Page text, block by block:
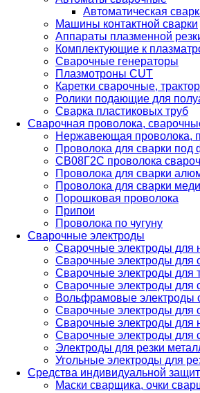
Автоматическая
Машины контактной сварки
Аппараты плазменной
Комплектующие к
Сварочные генераторы
Плазмотроны CUT
Каретки сварочные,
Ролики подающие для
Сварка пластиковых труб
Сварочная проволока,
Нержавеющая проволока,
Проволока для сварки
СВ08Г2С проволока
Проволока для сварки
Проволока для сварки
Порошковая проволока
Припои
Проволока по чугуну
Сварочные электроды
Сварочные электроды для
Сварочные электроды для
Сварочные электроды для
Сварочные электроды для
Вольфрамовые электроды
Сварочные электроды для
Сварочные электроды для
Сварочные электроды для
Электроды для резки
Угольные электроды для
Средства индивидуальной
Маски сварщика, очки